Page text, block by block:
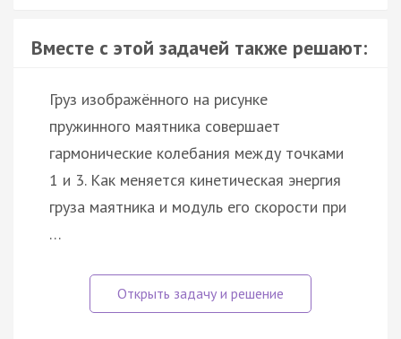
Вместе с этой задачей также решают:
Груз изображённого на рисунке
пружинного маятника совершает
гармонические колебания между точками
1 и 3. Как меняется кинетическая энергия
груза маятника и модуль его скорости при
…